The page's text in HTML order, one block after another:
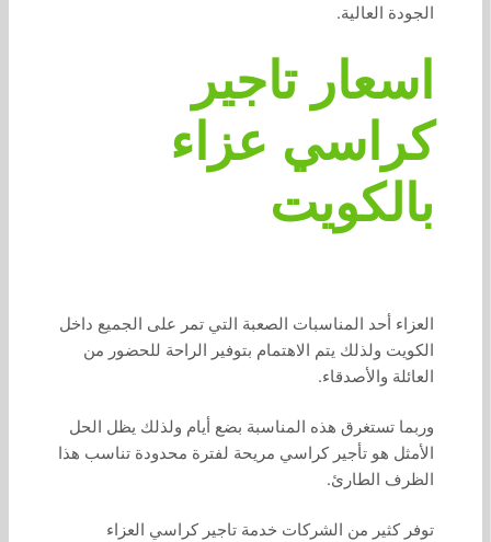
الجودة العالية.
اسعار تاجير
كراسي عزاء
بالكويت
العزاء أحد المناسبات الصعبة التي تمر على الجميع داخل
الكويت ولذلك يتم الاهتمام بتوفير الراحة للحضور من
العائلة والأصدقاء.
وربما تستغرق هذه المناسبة بضع أيام ولذلك يظل الحل
الأمثل هو تأجير كراسي مريحة لفترة محدودة تناسب هذا
الظرف الطارئ.
توفر كثير من الشركات خدمة تاجير كراسي العزاء